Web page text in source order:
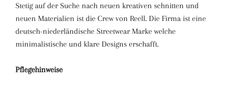
Stetig auf der Suche nach neuen kreativen schnitten und
neuen Materialien ist die Crew von Reell. Die Firma ist eine
deutsch-niederländische Streetwear Marke welche
minimalistische und klare Designs erschafft.
Pflegehinweise